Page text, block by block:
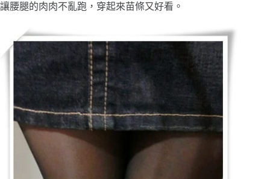
讓腰腿的肉肉不亂跑，穿起來苗條又好看。